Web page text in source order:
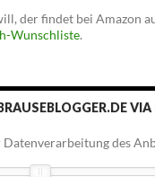
der findet bei Amazon
Wunschliste.
VIA
Datenverarbeitung des